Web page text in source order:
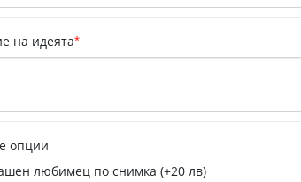
на идеята*
опции
любимец по снимка (+20 лв)